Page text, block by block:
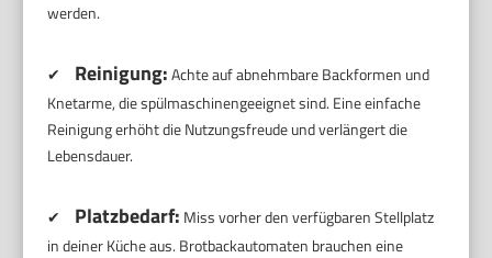
werden.
✔ Reinigung:Achte auf abnehmbare Backformen und
Knetarme, die spülmaschinengeeignet sind. Eine einfache
Reinigung erhöht die Nutzungsfreude und verlängert die
Lebensdauer.
✔ Platzbedarf: Miss vorher den verfügbaren Stellplatz
in deiner Küche aus. Brotbackautomaten brauchen eine